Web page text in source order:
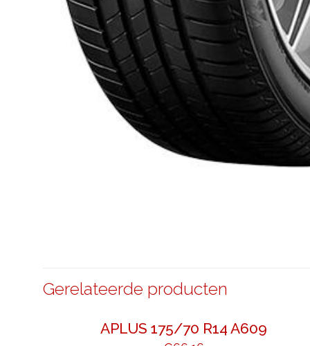
Gerelateerde producten
APLUS 175/70 R14 A609